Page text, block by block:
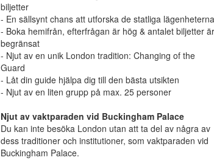
biljetter
- En sällsynt chans att utforska de statliga
- Boka hemifrån, efterfrågan är hög & antalet biljetter
begränsat
- Njut av en unik London tradition: Changing of the
Guard
- Låt din guide hjälpa dig till den bästa utsikten
- Njut av en liten grupp på max. 25 personer
Njut av vaktparaden vid Buckingham Palace
Du kan inte besöka London utan att ta del av några av
dess traditioner och institutioner, som vaktparaden vid
Buckingham Palace.